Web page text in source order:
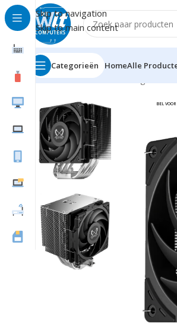
Skip to navigation
Skip to main content
Categorieën HomeAlle
Home Hardware
BEL VOOR